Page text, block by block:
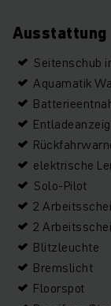
Ausstattung
Seitenschub
Aquamatik
elektrische
Solo-Pilot
2
2
Blitzleuchte
Bremslicht
Floorspot